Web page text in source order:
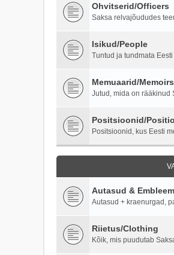
Ohvitserid/Officers
Saksa relvajõududes
Isikud/People
Tuntud ja tundmata
Memuaarid/Memoirs
Jutud, mida on rääkinud
Positsioonid/
Positsioonid, kus Eesti
Autasud &
Autasud + kraenurgad,
Riietus/Clothing
Kõik, mis puudutab